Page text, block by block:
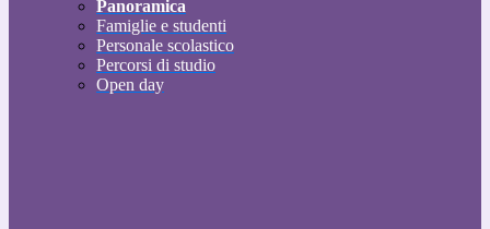
Panoramica
Famiglie e studenti
Personale scolastico
Percorsi di studio
Open day